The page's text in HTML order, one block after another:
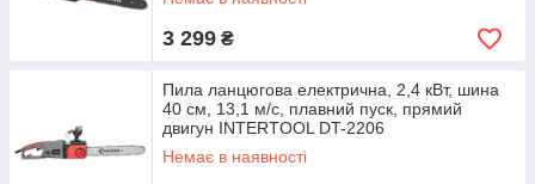
3 299 ₴
Пила ланцюгова електрична, 2,4 кВт, шина
40 см, 13,1 м/с, плавний пуск, прямий
двигун INTERTOOL DT-2206
Немає в наявності